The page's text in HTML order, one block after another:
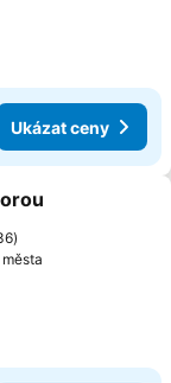
Ukázat ceny
oblíbených